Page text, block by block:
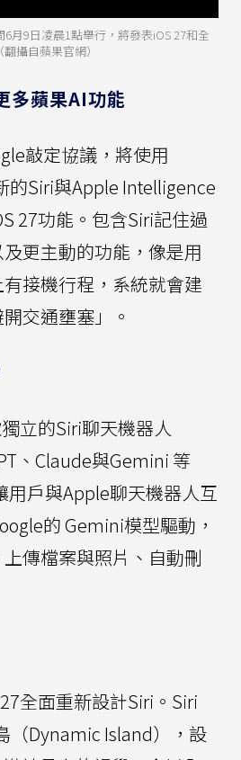
6月9日凌晨1點舉行，將發表iOS 27和全
攝自蘋果官網）
多蘋果AI功能
敲定協議，將使用
的Siri與Apple Intelligence
27功能。包含Siri記住過
更主動的功能，像是用
接機行程，系統就會建
交通壅塞」。
立的Siri聊天機器人
、Claude與Gemini 等
用戶與Apple聊天機器人互
的 Gemini模型驅動，
傳檔案與照片、自動刪
全面重新設計Siri。Siri
（Dynamic Island），設